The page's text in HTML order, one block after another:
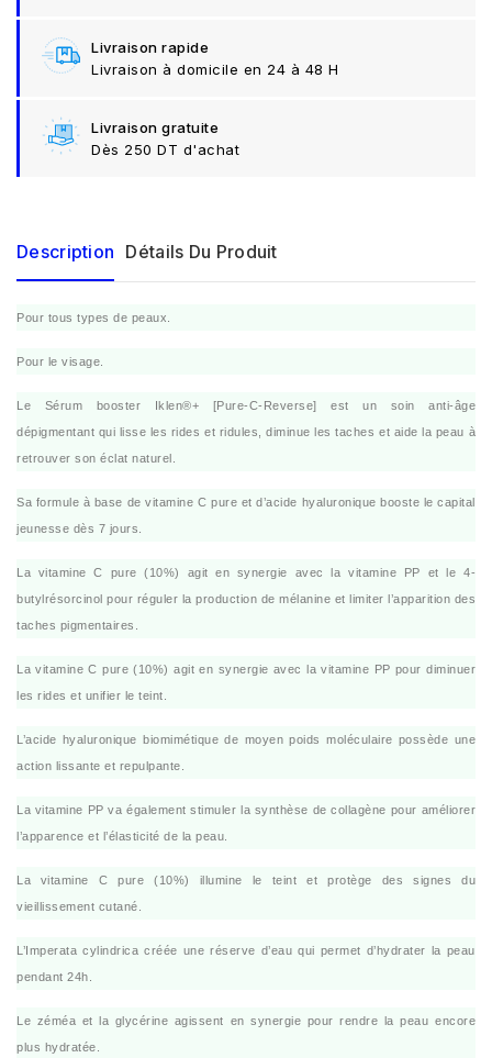
Livraison rapide
Livraison à domicile en 24 à 48 H
Livraison gratuite
Dès 250 DT d'achat
Description Détails Du Produit
Pour tous types de peaux.
Pour le visage.
Le Sérum booster Iklen®+ [Pure-C-Reverse] est un soin anti-âge
dépigmentant qui lisse les rides et ridules, diminue les taches et aide la peau à
retrouver son éclat naturel.
Sa formule à base de vitamine C pure et d’acide hyaluronique booste le capital
jeunesse dès 7 jours.
La vitamine C pure (10%) agit en synergie avec la vitamine PP et le 4-
butylrésorcinol pour réguler la production de mélanine et limiter l’apparition des
taches pigmentaires.
La vitamine C pure (10%) agit en synergie avec la vitamine PP pour diminuer
les rides et unifier le teint.
L’acide hyaluronique biomimétique de moyen poids moléculaire possède une
action lissante et repulpante.
La vitamine PP va également stimuler la synthèse de collagène pour améliorer
l’apparence et l’élasticité de la peau.
La vitamine C pure (10%) illumine le teint et protège des signes du
vieillissement cutané.
L’Imperata cylindrica créée une réserve d’eau qui permet d’hydrater la peau
pendant 24h.
Le zéméa et la glycérine agissent en synergie pour rendre la peau encore
plus hydratée.